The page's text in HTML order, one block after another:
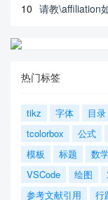
10 请教\affiliation
热门标签
tikz 字体 目录
tcolorbox
公式
模板
标题 数
VSCode
绘图
参考文献引用
行